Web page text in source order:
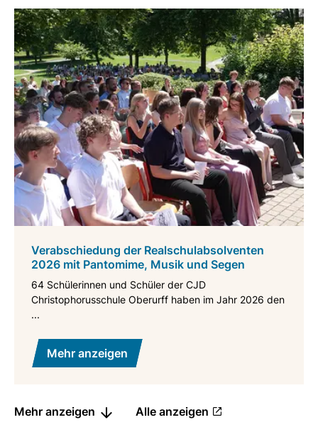
Verabschiedung der Realschulabsolventen
2026 mit Pantomime, Musik und Segen
64 Schülerinnen und Schüler der CJD
Christophorusschule Oberurff haben im Jahr 2026 den
...
Mehr anzeigen
Mehr anzeigen Alle anzeigen